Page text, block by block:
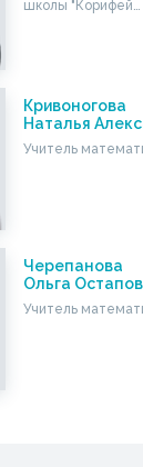
школы "Корифей…
Кривоногова
Наталья
Учитель
Черепанова
Ольга
Учитель